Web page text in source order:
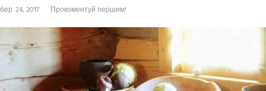
бер. 24, 2017 Прокоментуй першим!